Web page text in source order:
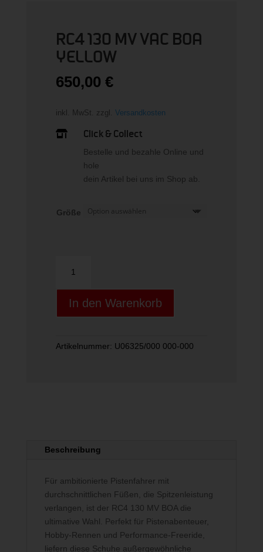
RC4 130 MV VAC BOA
YELLOW
650,00 €
inkl. MwSt. zzgl. Versandkosten
 Click & Collect
Bestelle und bezahle Online und
hole
dein Artikel bei uns im Shop ab.
Größe
MV
BOA
Menge
In den Warenkorb
Artikelnummer: U06325/000 000-000
Beschreibung
Für ambitionierte Pistenfahrer mit
durchschnittlichen Füßen, die Spitzenleistung
verlangen, ist der RC4 130 MV BOA die
ultimative Wahl. Perfekt für Pistenabenteuer,
Hobby-Rennen und Performance-Freeride,
liefern diese Schuhe außergewöhnliche